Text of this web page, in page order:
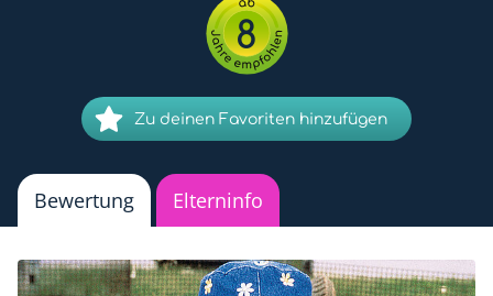
8
Zu deinen Favoriten hinzufügen
Bewertung Elterninfo